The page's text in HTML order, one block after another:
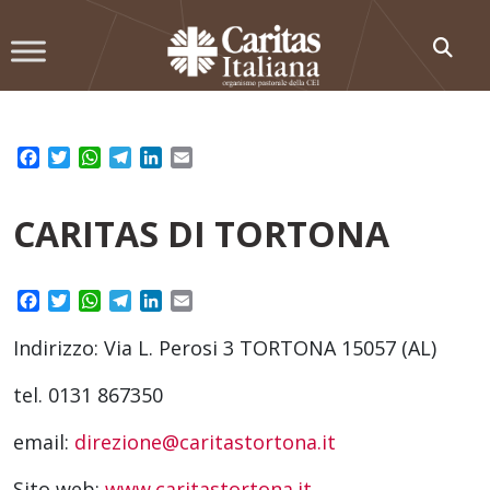
to
Facebook
TwitterWhatsApp
TelegramLinkedIn
CARITAS DI TORTONA
Facebook
TwitterWhatsApp
TelegramLinkedIn
Indirizzo: Via L. Perosi 3 TORTONA 15057 (AL)
tel. 0131 867350
email: direzione@caritastortona.it